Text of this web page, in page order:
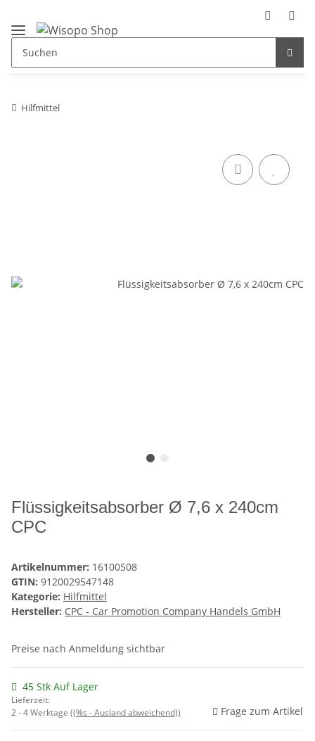
Hilfmittel
Flüssigkeitsabsorber Ø 7,6 x 240cm
CPC
Artikelnummer: 16100508
GTIN: 9120029547148
Kategorie: Hilfmittel
Hersteller: CPC - Car Promotion Company Handels GmbH
Preise nach Anmeldung sichtbar
45 Stk Auf Lager
Lieferzeit:
2 - 4 Werktage ((%s - Ausland abweichend)) Frage zum Artikel